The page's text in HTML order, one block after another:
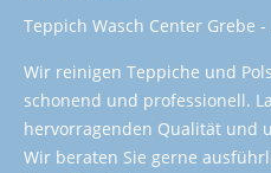
Teppich Wasch Center Grebe
Wir reinigen Teppiche und
schonend und professionell.
hervorragenden Qualität und
Wir beraten Sie gerne